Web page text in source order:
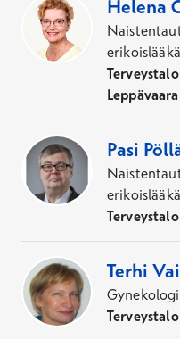
Hinta
Alk. 157,00 €
Ei Kela-korvausta
Hinta
Alk. 174,00 €
Ei Kela-korvausta
Sikiön yksityiskoht.
erikoistekniikka
Hinta
Helena
Pasi
Terhi